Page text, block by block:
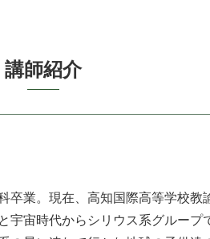
講 師 紹 介
卒業。現在、高知国際高等学校教
宇宙時代からシリウス系グループ